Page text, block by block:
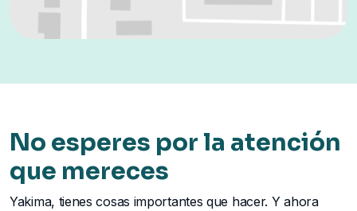
No esperes por la atención
que mereces
Yakima, tienes cosas importantes que hacer. Y ahora